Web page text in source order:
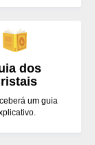
dos
um guia